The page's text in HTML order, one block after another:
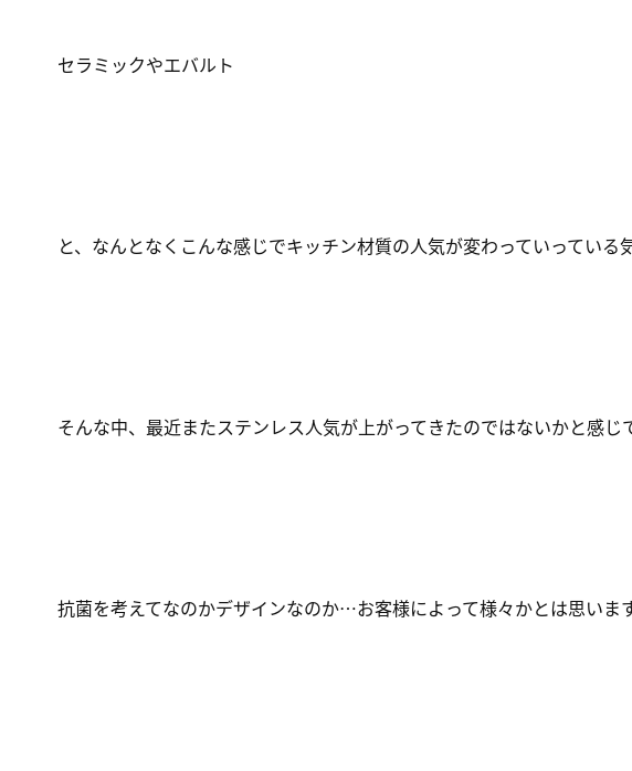
セラミックやエバルト
と、なんとなくこんな感じでキッチン材質の人気が変わっていっている
そんな中、最近またステンレス人気が上がってきたのではないかと感じ
抗菌を考えてなのかデザインなのか…お客様によって様々かとは思いま